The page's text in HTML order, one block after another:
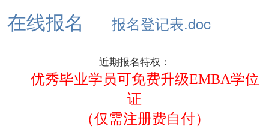
在线报名 报名登记表.doc
近期报名特权：
优秀毕业学员可免费升级EMBA学位
证
（仅需注册费自付）